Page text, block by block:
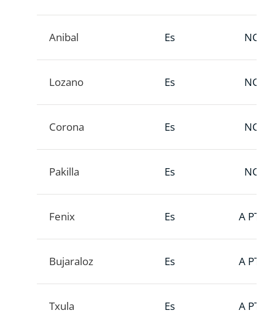
Anibal Es NC
Lozano Es NC
Corona Es NC
Pakilla Es NC
Fenix Es A PTT
Bujaraloz Es A PTT
Txula Es A PTT